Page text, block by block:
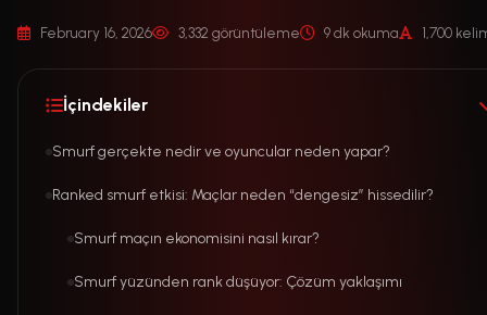
February 16, 2026 3,332 görüntüleme 9 dk okuma 1,700
İçindekiler
Smurf gerçekte nedir ve oyuncular neden yapar?
Ranked smurf etkisi: Maçlar neden “dengesiz” hissedilir?
Smurf maçın ekonomisini nasıl kırar?
Smurf yüzünden rank düşüyor: Çözüm yaklaşımı